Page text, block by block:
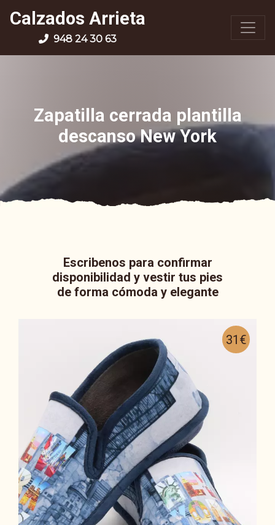
Calzados Arrieta
948 24 30 63
Zapatilla cerrada plantilla
descanso New York
Escribenos para confirmar
disponibilidad y vestir tus pies
de forma cómoda y elegante
31€